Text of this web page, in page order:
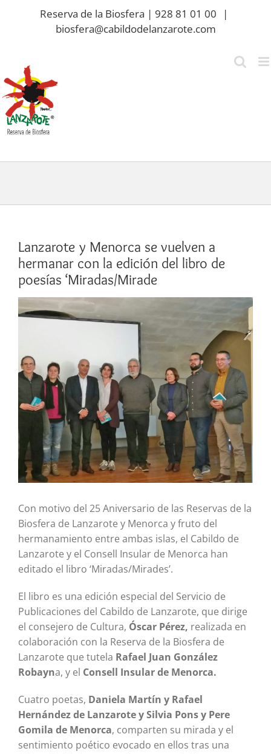
Reserva de la Biosfera | 928 81 01 00
|
biosfera@cabildodelanzarote.com
Lanzarote y Menorca se vuelven a
hermanar con la edición del libro de
poesías ‘Miradas/Mirade
Ver
imagen
Con motivo del 25 Aniversario de las Reservas de la
Biosfera de Lanzarote y Menorca y fruto del
hermanamiento entre ambas islas, el Cabildo de
Lanzarote y el Consell Insular de Menorca han
editado el libro ‘Miradas/Mirades’.
El libro es una edición especial del Servicio de
Publicaciones del Cabildo de Lanzarote, que dirige
el consejero de Cultura, Óscar Pérez, realizada en
colaboración con la Reserva de la Biosfera de
Lanzarote que tutela Rafael Juan González
Robayna, y el Consell Insular de Menorca.
Cuatro poetas, Daniela Martín y Rafael
Hernández de Lanzarote y Silvia Pons y Pere
Gomila de Menorca, comparten su mirada y el
sentimiento poético evocado en ellos tras una